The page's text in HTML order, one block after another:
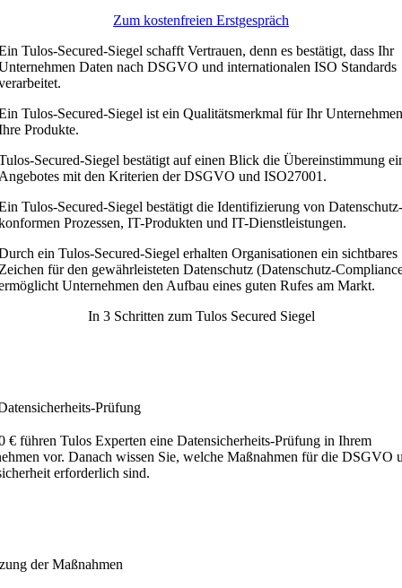
Zum kostenfreien Erstgespräch
Tulos-Secured-Siegel schafft Vertrauen, denn es bestätigt, dass Ihr
Daten nach DSGVO und internationalen ISO Standards
Tulos-Secured-Siegel ist ein Qualitätsmerkmal für Ihr
Produkte.
Secured-Siegel bestätigt auf einen Blick die Übereinstimmung
mit den Kriterien der DSGVO und ISO27001.
Tulos-Secured-Siegel bestätigt die Identifizierung von Datenschutz-
Prozessen, IT-Produkten und IT-Dienstleistungen.
ein Tulos-Secured-Siegel erhalten Organisationen ein sichtbares
für den gewährleisteten Datenschutz (Datenschutz-
Unternehmen den Aufbau eines guten Rufes am Markt.
In 3 Schritten zum Tulos Secured Siegel
Prüfung
€ führen Tulos Experten eine Datensicherheits-Prüfung in Ihrem
vor. Danach wissen Sie, welche Maßnahmen für die DSGVO
erforderlich sind.
der Maßnahmen